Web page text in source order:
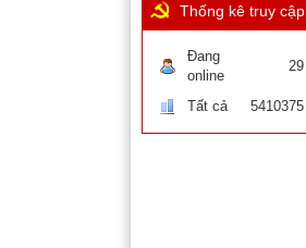
Thống kê truy cập
Đang
online
29
Tất cả 5410375